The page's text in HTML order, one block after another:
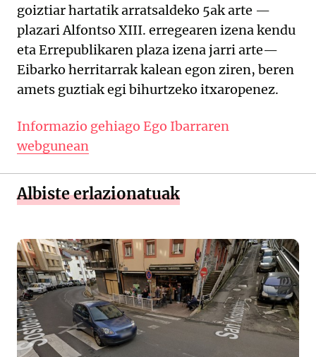
goiztiar hartatik arratsaldeko 5ak arte —
plazari Alfontso XIII. erregearen izena kendu
eta Errepublikaren plaza izena jarri arte—
Eibarko herritarrak kalean egon ziren, beren
amets guztiak egi bihurtzeko itxaropenez.
Informazio gehiago Ego Ibarraren
webgunean
Albiste erlazionatuak